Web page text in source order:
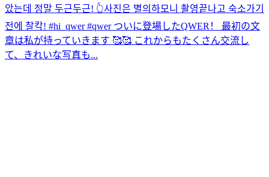
았는데 정말 두근두근! 👆사진은 별의하모니 촬영끝나고 숙소가기
전에 찰칵! #hi_qwer #qwer ついに登場したQWER！ 最初の文
章は私が持っていきます 🥰🥰 これからもたくさん交流し
て、きれいな写真も...